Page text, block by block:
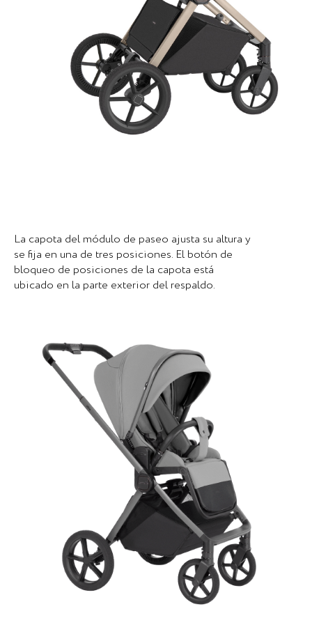
La capota del módulo de paseo ajusta su altura y
se fija en una de tres posiciones. El botón de
bloqueo de posiciones de la capota está
ubicado en la parte exterior del respaldo.